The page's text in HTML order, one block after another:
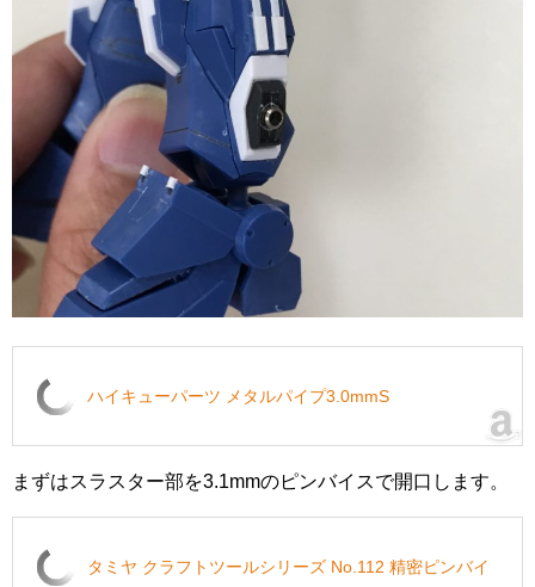
ハイキューパーツ メタルパイプ3.0mmS
まずはスラスター部を3.1mmのピンバイスで開口します。
タミヤ クラフトツールシリーズ No.112 精密ピンバイ